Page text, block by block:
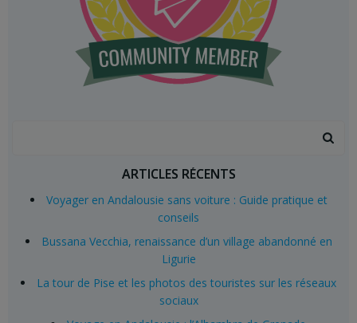
ARTICLES RÉCENTS
Voyager en Andalousie sans voiture : Guide pratique et
conseils
Bussana Vecchia, renaissance d’un village abandonné en
Ligurie
La tour de Pise et les photos des touristes sur les réseaux
sociaux